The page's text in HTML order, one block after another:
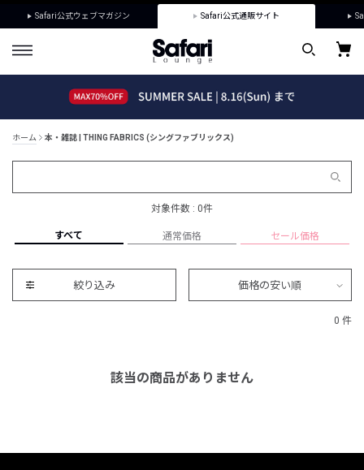
Safari公式ウェブマガジン Safari公式通販サイト
ホーム 本・雑誌 | THING FABRICS (シングファブリックス)
対象件数 : 0件
すべて 通常価格 セール価格
絞り込み 価格の安い順
0 件
該当の商品がありません